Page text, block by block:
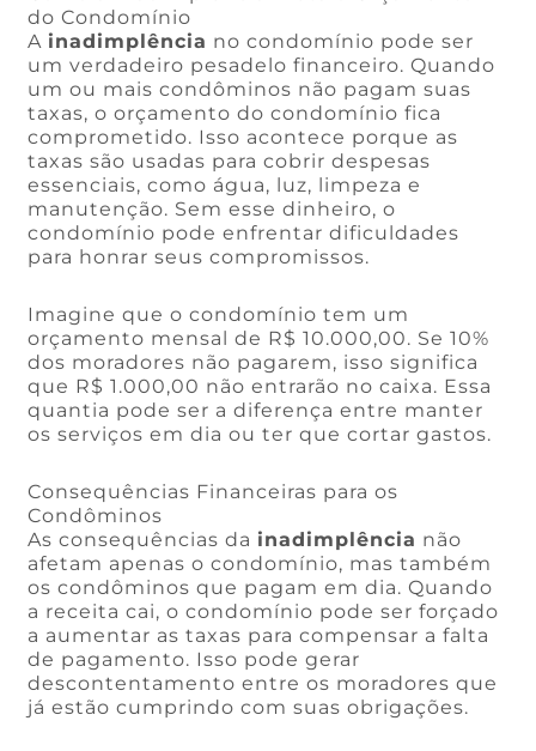
do Condomínio
A inadimplência no condomínio pode ser
um verdadeiro pesadelo financeiro. Quando
um ou mais condôminos não pagam suas
taxas, o orçamento do condomínio fica
comprometido. Isso acontece porque as
taxas são usadas para cobrir despesas
essenciais, como água, luz, limpeza e
manutenção. Sem esse dinheiro, o
condomínio pode enfrentar dificuldades
para honrar seus compromissos.
Imagine que o condomínio tem um
orçamento mensal de R$ 10.000,00. Se 10%
dos moradores não pagarem, isso significa
que R$ 1.000,00 não entrarão no caixa. Essa
quantia pode ser a diferença entre manter
os serviços em dia ou ter que cortar gastos.
Consequências Financeiras para os
Condôminos
As consequências da inadimplência não
afetam apenas o condomínio, mas também
os condôminos que pagam em dia. Quando
a receita cai, o condomínio pode ser forçado
a aumentar as taxas para compensar a falta
de pagamento. Isso pode gerar
descontentamento entre os moradores que
já estão cumprindo com suas obrigações.